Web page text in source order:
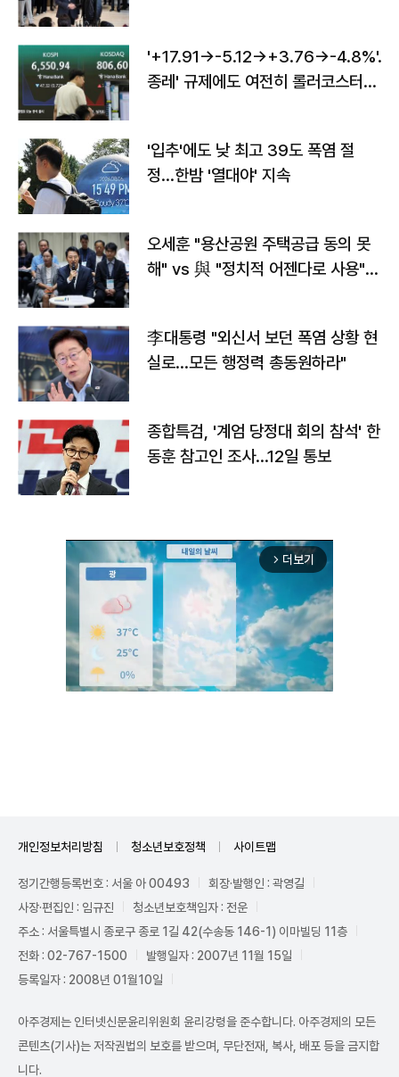
'+17.91→-5.12→+3.76→-4.8%'…'
종레' 규제에도 여전히 롤러코스터
'입추'에도 낮 최고 39도 폭염 절
정…한밤 '열대야' 지속
오세훈 "용산공원 주택공급 동의 못
해" vs 與 "정치적 어젠다로 사용"
李대통령 "외신서 보던 폭염 상황 현
실로…모든 행정력 총동원하라"
종합특검, '계엄 당정대 회의 참석' 한
동훈 참고인 조사...12일 통보
arrow_forward_ios 더보기
개인정보처리방침 청소년보호정책 사이트맵
정기간행등록번호 : 서울 아 00493
회장·발행인 : 곽영길
사장·편집인 : 임규진
청소년보호책임자 : 전운
주소 : 서울특별시 종로구 종로 1길 42(수송동 146-1) 이마빌딩 11층
전화 : 02-767-1500
발행일자 : 2007년 11월 15일
등록일자 : 2008년 01월10일
아주경제는 인터넷신문윤리위원회 윤리강령을 준수합니다. 아주경제의 모든
콘텐츠(기사)는 저작권법의 보호를 받으며, 무단전재, 복사, 배포 등을 금지합
니다.